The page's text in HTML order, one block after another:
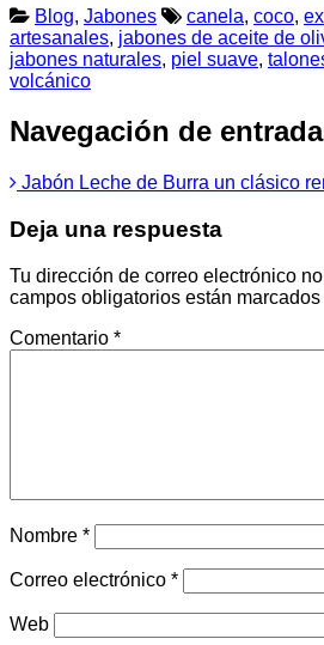
Blog, Jabones canela, coco,
artesanales, jabones de aceite de
jabones naturales, piel suave,
volcánico
Navegación de
Jabón Leche de Burra un clásico
Deja una respuesta
Tu dirección de correo electrónico
campos obligatorios están marcados
Comentario *
Nombre *
Correo electrónico *
Web